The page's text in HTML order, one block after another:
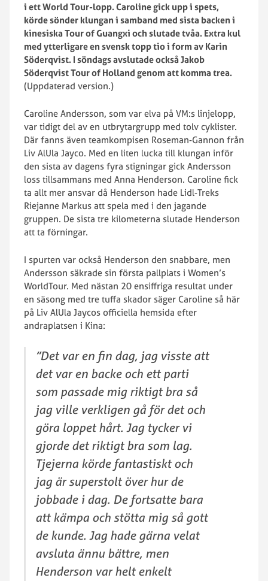
i ett World Tour-lopp. Caroline gick upp i spets,
körde sönder klungan i samband med sista backen i
kinesiska Tour of Guangxi och slutade tvåa. Extra kul
med ytterligare en svensk topp tio i form av Karin
Söderqvist. I söndags avslutade också Jakob
Söderqvist Tour of Holland genom att komma trea.
(Uppdaterad version.)
Caroline Andersson, som var elva på VM:s linjelopp,
var tidigt del av en utbrytargrupp med tolv cyklister.
Där fanns även teamkompisen Roseman-Gannon från
Liv AlUla Jayco. Med en liten lucka till klungan inför
den sista av dagens fyra stigningar gick Andersson
loss tillsammans med Anna Henderson. Caroline fick
ta allt mer ansvar då Henderson hade Lidl-Treks
Riejanne Markus att spela med i den jagande
gruppen. De sista tre kilometerna slutade Henderson
att ta förningar.
I spurten var också Henderson den snabbare, men
Andersson säkrade sin första pallplats i Women’s
WorldTour. Med nästan 20 ensiffriga resultat under
en säsong med tre tuffa skador säger Caroline så här
på Liv AlUla Jaycos officiella hemsida efter
andraplatsen i Kina:
”Det var en fin dag, jag visste att
det var en backe och ett parti
som passade mig riktigt bra så
jag ville verkligen gå för det och
göra loppet hårt. Jag tycker vi
gjorde det riktigt bra som lag.
Tjejerna körde fantastiskt och
jag är superstolt över hur de
jobbade i dag. De fortsatte bara
att kämpa och stötta mig så gott
de kunde. Jag hade gärna velat
avsluta ännu bättre, men
Henderson var helt enkelt